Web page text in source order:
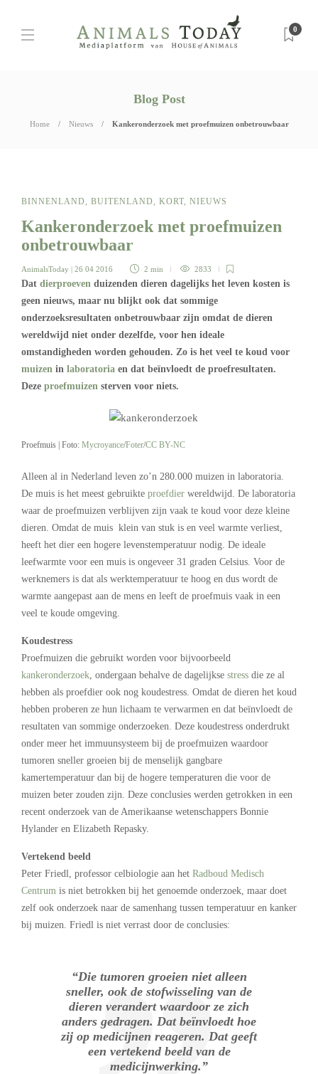
0
Blog Post
Home Nieuws Kankeronderzoek met proefmuizen onbetrouwbaar
BINNENLAND, BUITENLAND, KORT, NIEUWS
Kankeronderzoek met proefmuizen
onbetrouwbaar
AnimalsToday | 26 04 2016 2 min 2833
Dat dierproeven duizenden dieren dagelijks het leven kosten is
geen nieuws, maar nu blijkt ook dat sommige
onderzoeksresultaten onbetrouwbaar zijn omdat de dieren
wereldwijd niet onder dezelfde, voor hen ideale
omstandigheden worden gehouden. Zo is het veel te koud voor
muizen in laboratoria en dat beïnvloedt de proefresultaten.
Deze proefmuizen sterven voor niets.
Proefmuis | Foto: Mycroyance/Foter/CC BY-NC
Alleen al in Nederland leven zo’n 280.000 muizen in laboratoria.
De muis is het meest gebruikte proefdier wereldwijd. De laboratoria
waar de proefmuizen verblijven zijn vaak te koud voor deze kleine
dieren. Omdat de muis klein van stuk is en veel warmte verliest,
heeft het dier een hogere levenstemperatuur nodig. De ideale
leefwarmte voor een muis is ongeveer 31 graden Celsius. Voor de
werknemers is dat als werktemperatuur te hoog en dus wordt de
warmte aangepast aan de mens en leeft de proefmuis vaak in een
veel te koude omgeving.
Koudestress
Proefmuizen die gebruikt worden voor bijvoorbeeld
kankeronderzoek , ondergaan behalve de dagelijkse stress die ze al
hebben als proefdier ook nog koudestress. Omdat de dieren het koud
hebben proberen ze hun lichaam te verwarmen en dat beïnvloedt de
resultaten van sommige onderzoeken. Deze koudestress onderdrukt
onder meer het immuunsysteem bij de proefmuizen waardoor
tumoren sneller groeien bij de menselijk gangbare
kamertemperatuur dan bij de hogere temperaturen die voor de
muizen beter zouden zijn. Deze conclusies werden getrokken in een
recent onderzoek van de Amerikaanse wetenschappers Bonnie
Hylander en Elizabeth Repasky.
Vertekend beeld
Peter Friedl, professor celbiologie aan het Radboud Medisch
Centrum is niet betrokken bij het genoemde onderzoek, maar doet
zelf ook onderzoek naar de samenhang tussen temperatuur en kanker
bij muizen. Friedl is niet verrast door de conclusies:
“Die tumoren groeien niet alleen
sneller, ook de stofwisseling van de
dieren verandert waardoor ze zich
anders gedragen. Dat beïnvloedt hoe
zij op medicijnen reageren. Dat geeft
een vertekend beeld van de
medicijnwerking.”